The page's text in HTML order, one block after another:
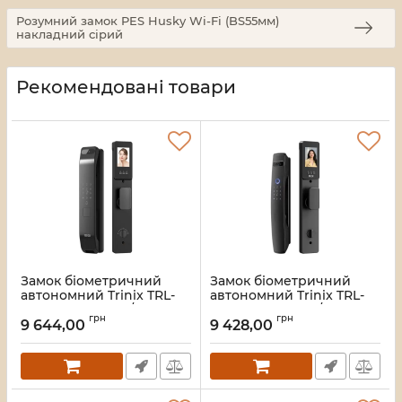
Розумний замок PES Husky Wi-Fi (BS55мм)
накладний сірий
Рекомендовані товари
Замок біометричний
автономний Trinix TRL-
8804BTV Black L/R з
Bluetooth та Wi-Fi,
долоней, зчитувачем
відбитків пальців і карт
Mifare
9 644,00 грн
Замок біометричний
автономний Trinix TRL-
8803BTV Black L/R з
Bluetooth та Wi-Fi,
долоней, зчитувачем
відбитків пальців і карт
Mifare
9 428,00 грн